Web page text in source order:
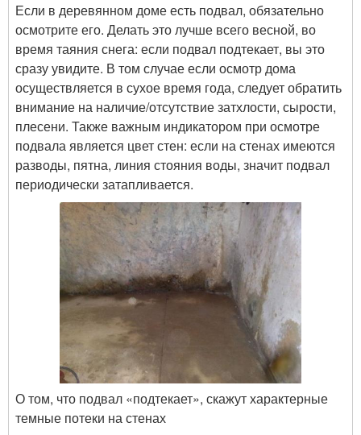
Если в деревянном доме есть подвал, обязательно
осмотрите его. Делать это лучше всего весной, во
время таяния снега: если подвал подтекает, вы это
сразу увидите. В том случае если осмотр дома
осуществляется в сухое время года, следует обратить
внимание на наличие/отсутствие затхлости, сырости,
плесени. Также важным индикатором при осмотре
подвала является цвет стен: если на стенах имеются
разводы, пятна, линия стояния воды, значит подвал
периодически затапливается.
О том, что подвал «подтекает», скажут характерные
темные потеки на стенах